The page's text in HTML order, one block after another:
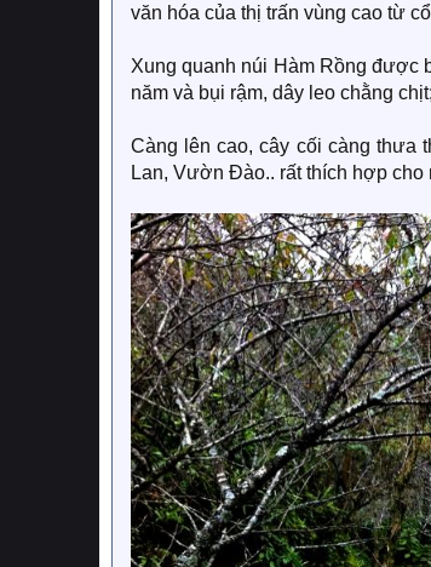
văn hóa của thị trấn vùng cao từ
Xung quanh núi Hàm Rồng được
năm và bụi rậm, dây leo chằng
Càng lên cao, cây cối càng thưa
Lan, Vườn Đào.. rất thích hợp cho